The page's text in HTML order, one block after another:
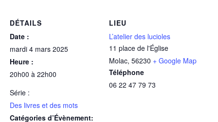
DÉTAILS
Date :
mardi 4 mars 2025
Heure :
20h00 à 22h00
Série :
Des livres et des mots
Catégories d’Évènement:
LIEU
L’atelier des lucioles
11 place de l'Église
Molac, 56230 + Google Map
Téléphone
06 22 47 79 73